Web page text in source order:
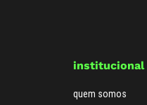
institucional
quem somos